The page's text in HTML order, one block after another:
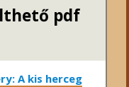
pdf
A kis herceg